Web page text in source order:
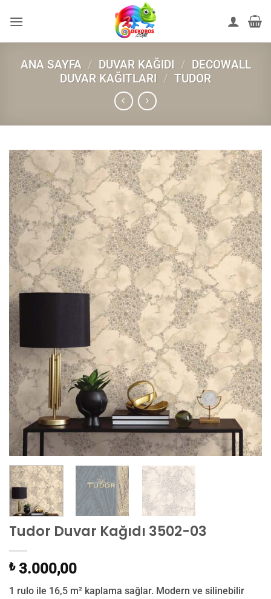
atla
ANA SAYFA / DUVAR KAĞIDI / DECOWALL
DUVAR KAĞITLARI / TUDOR
Tudor Duvar Kağıdı 3502-03
₺3.000,00
1 rulo ile 16,5 m² kaplama sağlar. Modern ve silinebilir